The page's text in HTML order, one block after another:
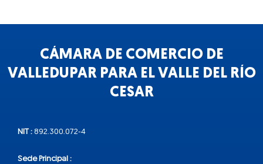
CÁMARA DE COMERCIO DE
VALLEDUPAR PARA EL VALLE DEL RÍO
CESAR
NIT : 892.300.072-4
Sede Principal :